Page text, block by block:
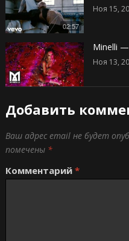
02:57
Ноя 15,
Minelli —
Ноя 13,
Добавить
Ваш адрес email не будет
помечены *
Комментарий *